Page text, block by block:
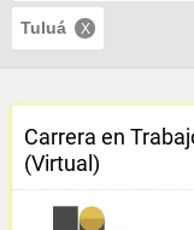
Tuluá
Carrera en
(Virtual)